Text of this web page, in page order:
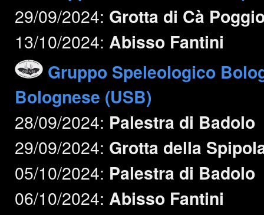
29/09/2024: Grotta di Cà
13/10/2024: Abisso Fantini
Gruppo Speleologico
Bolognese (USB)
28/09/2024: Palestra di Badolo
29/09/2024: Grotta della
05/10/2024: Palestra di Badolo
06/10/2024: Abisso Fantini